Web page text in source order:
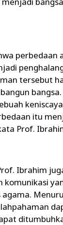
perbedaan
tersebut
itu
Prof.
Ibrahim
komunikasi